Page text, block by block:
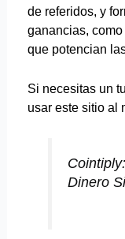
de referidos, y
ganancias,
que potencian
Si necesitas un
usar este sitio al
Dinero